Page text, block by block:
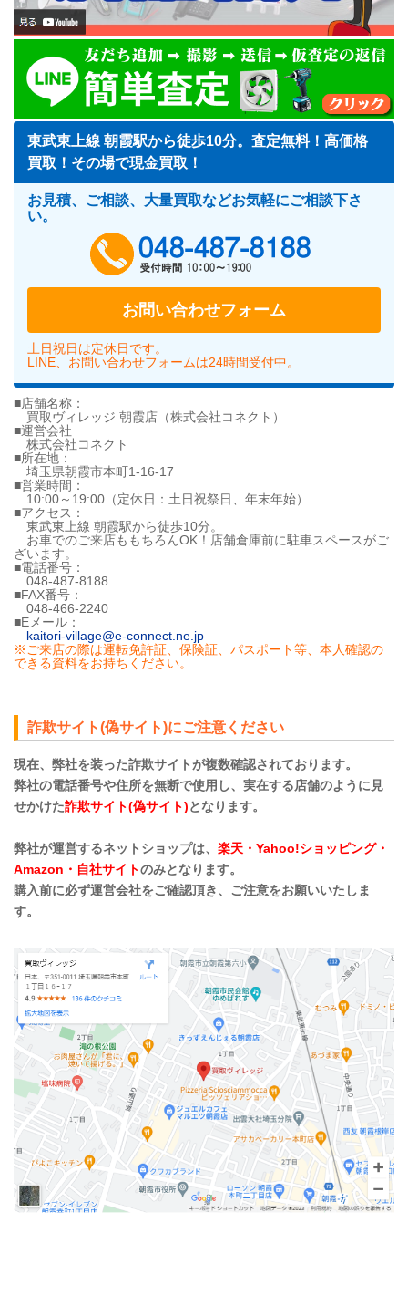
東武東上線 朝霞駅から徒歩10分。査定無料！高価格
買取！その場で現金買取！
お見積、ご相談、大量買取などお気軽にご相談下さ
い。
お問い合わせフォーム
土日祝日は定休日です。
LINE、お問い合わせフォームは24時間受付中。
■店舗名称：
買取ヴィレッジ 朝霞店（株式会社コネクト）
■運営会社
株式会社コネクト
■所在地：
埼玉県朝霞市本町1-16-17
■営業時間：
10:00～19:00（定休日：土日祝祭日、年末年始）
■アクセス：
東武東上線 朝霞駅から徒歩10分。
お車でのご来店ももちろんOK！店舗倉庫前に駐車スペースがご
ざいます。
■電話番号：
048-487-8188
■FAX番号：
048-466-2240
■Eメール：
kaitori-village@e-connect.ne.jp
※ご来店の際は運転免許証、保険証、パスポート等、本人確認の
できる資料をお持ちください。
詐欺サイト(偽サイト)にご注意ください
現在、弊社を装った詐欺サイトが複数確認されております。
弊社の電話番号や住所を無断で使用し、実在する店舗のように見
せかけた詐欺サイト(偽サイト)となります。
弊社が運営するネットショップは、 楽天・Yahoo!ショッピング・
Amazon・自社サイトのみとなります。
購入前に必ず運営会社をご確認頂き、ご注意をお願いいたしま
す。